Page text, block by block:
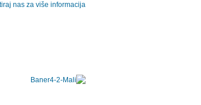
nas za više informacija.